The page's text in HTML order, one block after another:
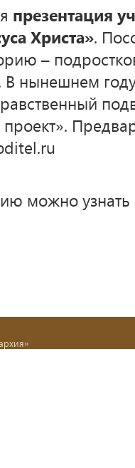
презентация
Христа».
–
нынешнем
можно узнать